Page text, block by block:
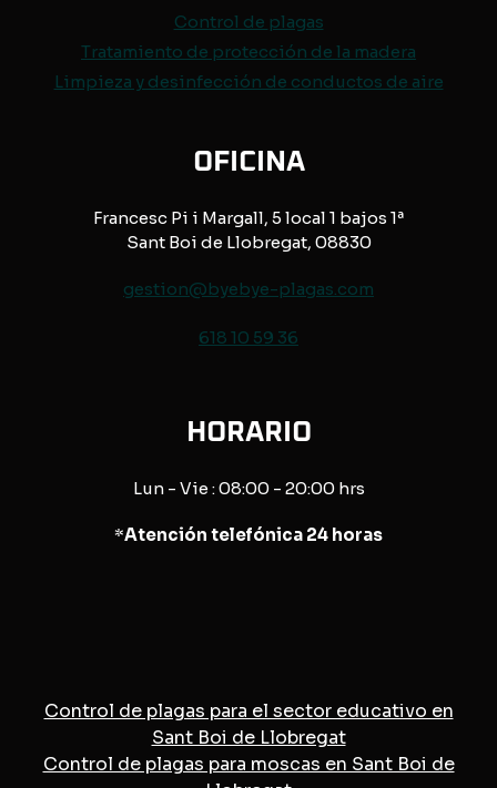
Control de plagas
Tratamiento de protección de la madera
Limpieza y desinfección de conductos de aire
OFICINA
Francesc Pi i Margall, 5 local 1 bajos 1ª
Sant Boi de Llobregat, 08830
gestion@byebye-plagas.com
618 10 59 36
HORARIO
Lun - Vie : 08:00 - 20:00 hrs
*Atención telefónica 24 horas
Control de plagas para el sector educativo en
Sant Boi de Llobregat
Control de plagas para moscas en Sant Boi de